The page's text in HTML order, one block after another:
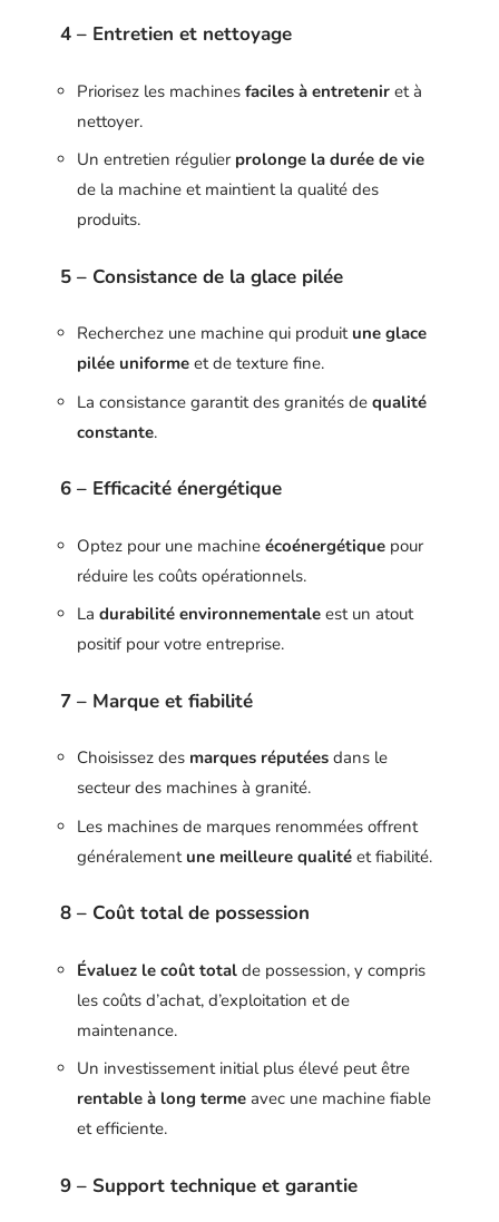
4 – Entretien et nettoyage
Priorisez les machines faciles à entretenir et à
nettoyer.
Un entretien régulier prolonge la durée de vie
de la machine et maintient la qualité des
produits.
5 – Consistance de la glace pilée
Recherchez une machine qui produit une glace
pilée uniforme et de texture fine.
La consistance garantit des granités de qualité
constante.
6 – Efficacité énergétique
Optez pour une machine écoénergétique pour
réduire les coûts opérationnels.
La durabilité environnementale est un atout
positif pour votre entreprise.
7 – Marque et fiabilité
Choisissez des marques réputées dans le
secteur des machines à granité.
Les machines de marques renommées offrent
généralement une meilleure qualité et fiabilité.
8 – Coût total de possession
Évaluez le coût total de possession, y compris
les coûts d’achat, d’exploitation et de
maintenance.
Un investissement initial plus élevé peut être
rentable à long terme avec une machine fiable
et efficiente.
9 – Support technique et garantie